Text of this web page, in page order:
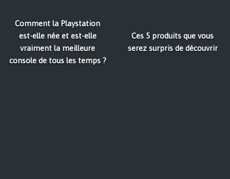
Comment la Playstation
est-elle née et est-elle
vraiment la meilleure
console de tous les temps ?
Ces 5 produits que vous
serez surpris de découvrir